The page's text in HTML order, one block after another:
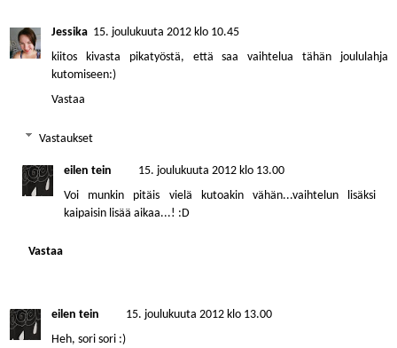
Jessika 15. joulukuuta 2012 klo 10.45
kiitos kivasta pikatyöstä, että saa vaihtelua tähän joululahja
kutomiseen:)
Vastaa
Vastaukset
eilen tein
15. joulukuuta 2012 klo 13.00
Voi munkin pitäis vielä kutoakin vähän...vaihtelun lisäksi
kaipaisin lisää aikaa...! :D
Vastaa
eilen tein
15. joulukuuta 2012 klo 13.00
Heh, sori sori :)